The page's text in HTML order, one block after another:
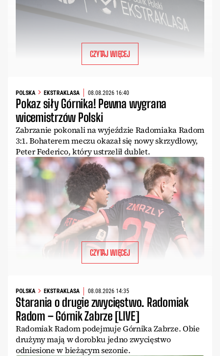
CZYTAJ WIĘCEJ
POLSKA EKSTRAKLASA 08.08.2026 16:40
Pokaz siły Górnika! Pewna wygrana
wicemistrzów Polski
Zabrzanie pokonali na wyjeździe Radomiaka Radom
3:1. Bohaterem meczu okazał się nowy skrzydłowy,
Peter Federico, który ustrzelił dublet.
CZYTAJ WIĘCEJ
POLSKA EKSTRAKLASA 08.08.2026 14:35
Starania o drugie zwycięstwo. Radomiak
Radom – Górnik Zabrze [LIVE]
Radomiak Radom podejmuje Górnika Zabrze. Obie
drużyny mają w dorobku jedno zwycięstwo
odniesione w bieżącym sezonie.